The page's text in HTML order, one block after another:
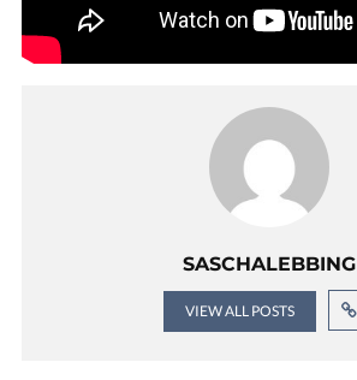
SASCHALEBBING
VIEW ALL POSTS